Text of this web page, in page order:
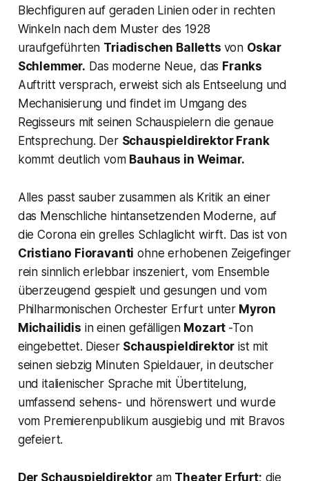
Blechfiguren auf geraden Linien oder in rechten
Winkeln nach dem Muster des 1928
uraufgeführten Triadischen Balletts von Oskar
Schlemmer. Das moderne Neue, das Franks
Auftritt versprach, erweist sich als Entseelung und
Mechanisierung und findet im Umgang des
Regisseurs mit seinen Schauspielern die genaue
Entsprechung. Der Schauspieldirektor Frank
kommt deutlich vom Bauhaus in Weimar.
Alles passt sauber zusammen als Kritik an einer
das Menschliche hintansetzenden Moderne, auf
die Corona ein grelles Schlaglicht wirft. Das ist von
Cristiano Fioravanti ohne erhobenen Zeigefinger
rein sinnlich erlebbar inszeniert, vom Ensemble
überzeugend gespielt und gesungen und vom
Philharmonischen Orchester Erfurt unter Myron
Michailidis in einen gefälligen Mozart -Ton
eingebettet. Dieser Schauspieldirektor ist mit
seinen siebzig Minuten Spieldauer, in deutscher
und italienischer Sprache mit Übertitelung,
umfassend sehens- und hörenswert und wurde
vom Premierenpublikum ausgiebig und mit Bravos
gefeiert.
Der Schauspieldirektor am Theater Erfurt; die